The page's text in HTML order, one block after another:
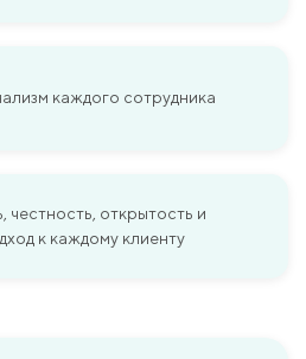
каждого сотрудника
честность, открытость и
к каждому клиенту